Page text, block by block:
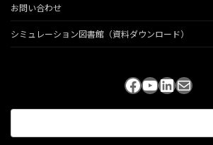
お問い合わせ
シミュレーション図書館（資料ダウンロード）
Facebook
YouTube
LinkedIn
メール
検